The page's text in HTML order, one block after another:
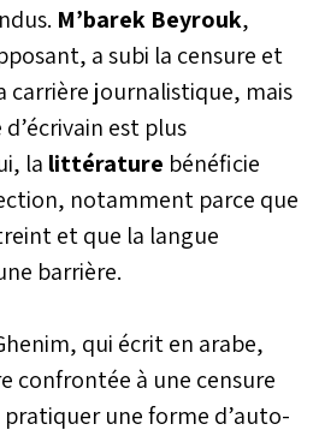
M’barek Beyrouk,
a subi la censure et
carrière journalistique, mais
est plus
la littérature bénéficie
notamment parce que
et que la langue
barrière.
qui écrit en arabe,
confrontée à une censure
une forme d’auto-